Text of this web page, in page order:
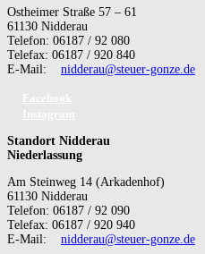
Ostheimer Straße 57 – 61
61130 Nidderau
Telefon: 06187 / 92 080
Telefax: 06187 / 920 840
E-Mail: nidderau@steuer-gonze.de
Standort Nidderau
Niederlassung
Am Steinweg 14 (Arkadenhof)
61130 Nidderau
Telefon: 06187 / 92 090
Telefax: 06187 / 920 940
E-Mail: nidderau@steuer-gonze.de